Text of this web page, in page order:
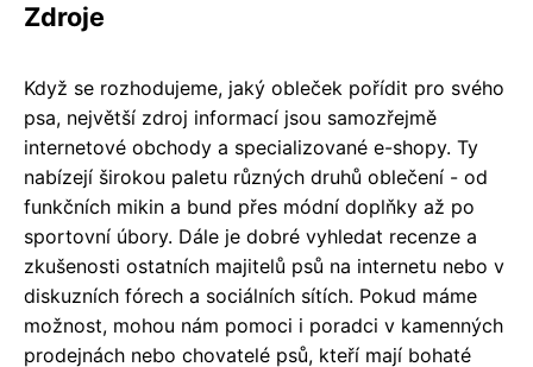
Zdroje
Když se rozhodujeme, jaký obleček pořídit pro svého
psa, největší zdroj informací jsou samozřejmě
internetové obchody a specializované e-shopy. Ty
nabízejí širokou paletu různých druhů oblečení - od
funkčních mikin a bund přes módní doplňky až po
sportovní úbory. Dále je dobré vyhledat recenze a
zkušenosti ostatních majitelů psů na internetu nebo v
diskuzních fórech a sociálních sítích. Pokud máme
možnost, mohou nám pomoci i poradci v kamenných
prodejnách nebo chovatelé psů, kteří mají bohaté